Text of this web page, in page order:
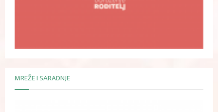
MREŽE I SARADNJE